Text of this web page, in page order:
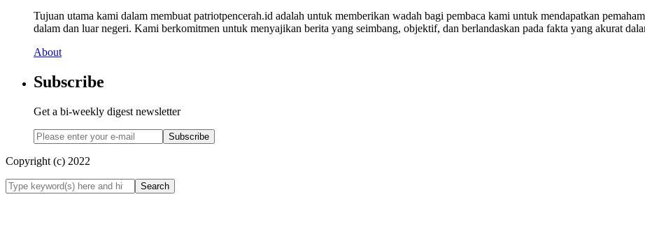
Tujuan utama kami dalam membuat patriotpencerah.id adalah untuk memberikan wadah bagi pembaca kami untuk mendapatkan
dalam dan luar negeri. Kami berkomitmen untuk menyajikan berita yang seimbang, objektif, dan berlandaskan pada fakta yang akurat
About
Subscribe
Get a bi-weekly digest newsletter
Subscribe
Copyright (c) 2022